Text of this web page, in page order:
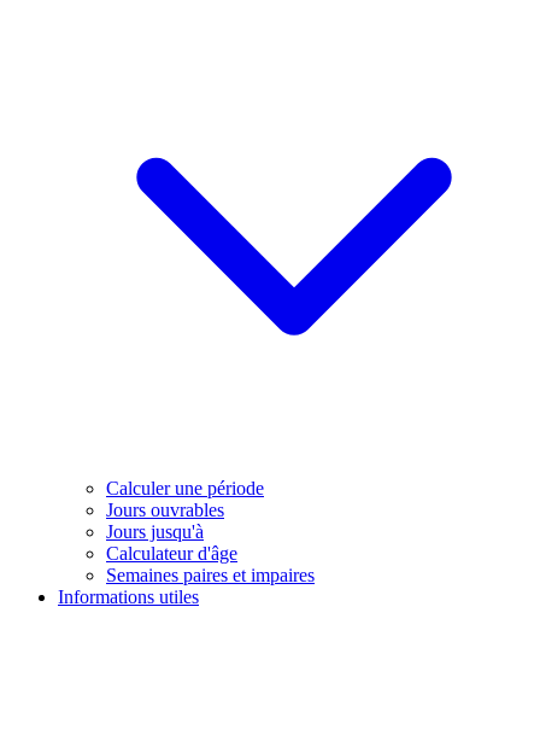
Calculer une période
Jours ouvrables
Jours jusqu'à
Calculateur d'âge
Semaines paires et impaires
Informations utiles